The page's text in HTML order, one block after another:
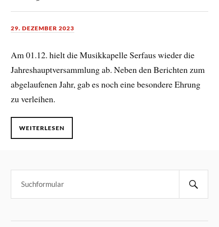
29. DEZEMBER 2023
Am 01.12. hielt die Musikkapelle Serfaus wieder die
Jahreshauptversammlung ab. Neben den Berichten zum
abgelaufenen Jahr, gab es noch eine besondere Ehrung
zu verleihen.
WEITERLESEN